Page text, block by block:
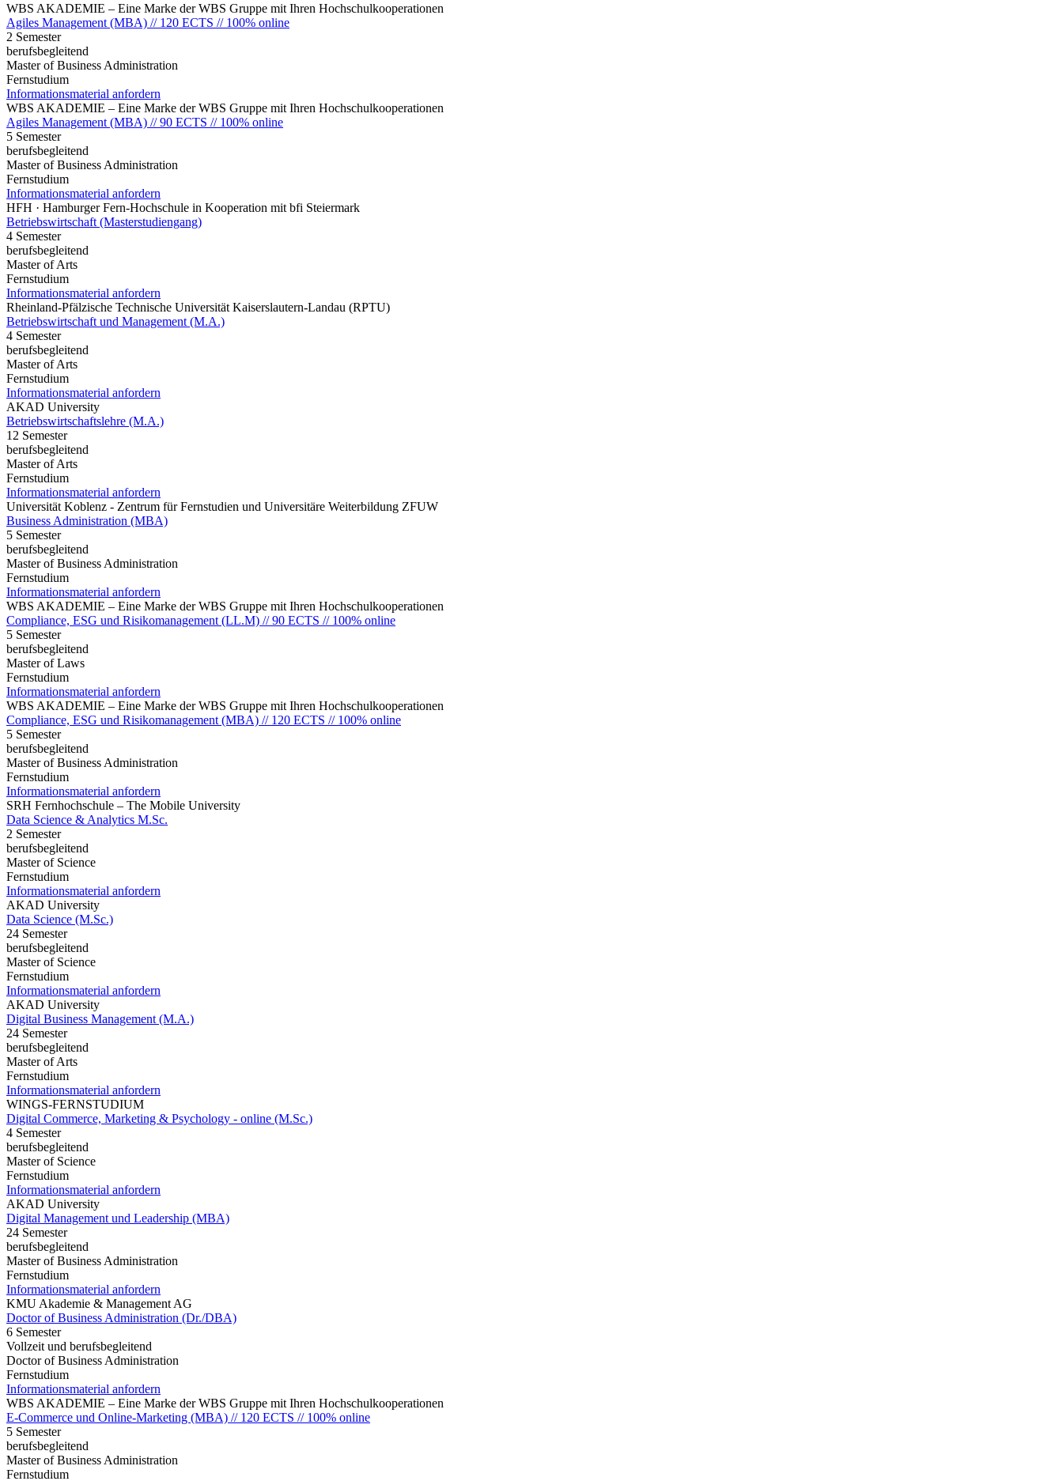
WBS AKADEMIE – Eine Marke der WBS Gruppe mit Ihren Hochschulkooperationen
Agiles Management (MBA) // 120 ECTS // 100% online
2 Semester
berufsbegleitend
Master of Business Administration
Fernstudium
Informationsmaterial anfordern
WBS AKADEMIE – Eine Marke der WBS Gruppe mit Ihren Hochschulkooperationen
Agiles Management (MBA) // 90 ECTS // 100% online
5 Semester
berufsbegleitend
Master of Business Administration
Fernstudium
Informationsmaterial anfordern
HFH · Hamburger Fern-Hochschule in Kooperation mit bfi Steiermark
Betriebswirtschaft (Masterstudiengang)
4 Semester
berufsbegleitend
Master of Arts
Fernstudium
Informationsmaterial anfordern
Rheinland-Pfälzische Technische Universität Kaiserslautern-Landau (RPTU)
Betriebswirtschaft und Management (M.A.)
4 Semester
berufsbegleitend
Master of Arts
Fernstudium
Informationsmaterial anfordern
AKAD University
Betriebswirtschaftslehre (M.A.)
12 Semester
berufsbegleitend
Master of Arts
Fernstudium
Informationsmaterial anfordern
Universität Koblenz - Zentrum für Fernstudien und Universitäre Weiterbildung ZFUW
Business Administration (MBA)
5 Semester
berufsbegleitend
Master of Business Administration
Fernstudium
Informationsmaterial anfordern
WBS AKADEMIE – Eine Marke der WBS Gruppe mit Ihren Hochschulkooperationen
Compliance, ESG und Risikomanagement (LL.M) // 90 ECTS // 100% online
5 Semester
berufsbegleitend
Master of Laws
Fernstudium
Informationsmaterial anfordern
WBS AKADEMIE – Eine Marke der WBS Gruppe mit Ihren Hochschulkooperationen
Compliance, ESG und Risikomanagement (MBA) // 120 ECTS // 100% online
5 Semester
berufsbegleitend
Master of Business Administration
Fernstudium
Informationsmaterial anfordern
SRH Fernhochschule – The Mobile University
Data Science & Analytics M.Sc.
2 Semester
berufsbegleitend
Master of Science
Fernstudium
Informationsmaterial anfordern
AKAD University
Data Science (M.Sc.)
24 Semester
berufsbegleitend
Master of Science
Fernstudium
Informationsmaterial anfordern
AKAD University
Digital Business Management (M.A.)
24 Semester
berufsbegleitend
Master of Arts
Fernstudium
Informationsmaterial anfordern
WINGS-FERNSTUDIUM
Digital Commerce, Marketing & Psychology - online (M.Sc.)
4 Semester
berufsbegleitend
Master of Science
Fernstudium
Informationsmaterial anfordern
AKAD University
Digital Management und Leadership (MBA)
24 Semester
berufsbegleitend
Master of Business Administration
Fernstudium
Informationsmaterial anfordern
KMU Akademie & Management AG
Doctor of Business Administration (Dr./DBA)
6 Semester
Vollzeit und berufsbegleitend
Doctor of Business Administration
Fernstudium
Informationsmaterial anfordern
WBS AKADEMIE – Eine Marke der WBS Gruppe mit Ihren Hochschulkooperationen
E-Commerce und Online-Marketing (MBA) // 120 ECTS // 100% online
5 Semester
berufsbegleitend
Master of Business Administration
Fernstudium